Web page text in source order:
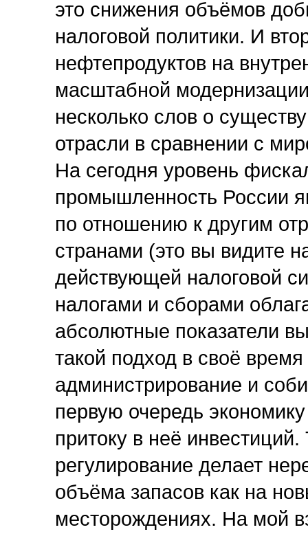
это снижения объёмов
налоговой политики. И
нефтепродуктов на
масштабной
несколько слов о
отрасли в сравнении с
На сегодня уровень
промышленность России
по отношению к другим
странами (это вы видите
действующей налоговой
налогами и сборами
абсолютные показатели
такой подход в своё
администрирование и
первую очередь
притоку в неё
регулирование делает
объёма запасов как на
месторождениях. На мой